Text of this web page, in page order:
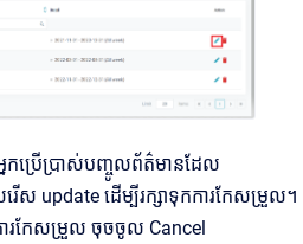
កប្រើប្រាស់បញ្ចូលព័ត៌មានដែល
ស update ដើម្បីរក្សាទុកការកែសម្រួល។
រកែសម្រួល ចុចចូល Cancel